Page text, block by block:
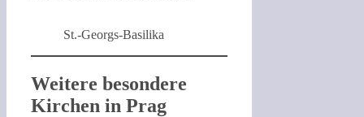
St.-Georgs-Basilika
Weitere besondere
Kirchen in Prag